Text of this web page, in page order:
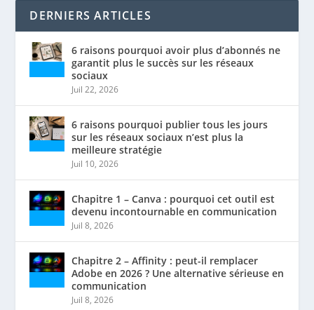
DERNIERS ARTICLES
6 raisons pourquoi avoir plus d’abonnés ne
garantit plus le succès sur les réseaux
sociaux
Juil 22, 2026
6 raisons pourquoi publier tous les jours
sur les réseaux sociaux n’est plus la
meilleure stratégie
Juil 10, 2026
Chapitre 1 – Canva : pourquoi cet outil est
devenu incontournable en communication
Juil 8, 2026
Chapitre 2 – Affinity : peut-il remplacer
Adobe en 2026 ? Une alternative sérieuse en
communication
Juil 8, 2026